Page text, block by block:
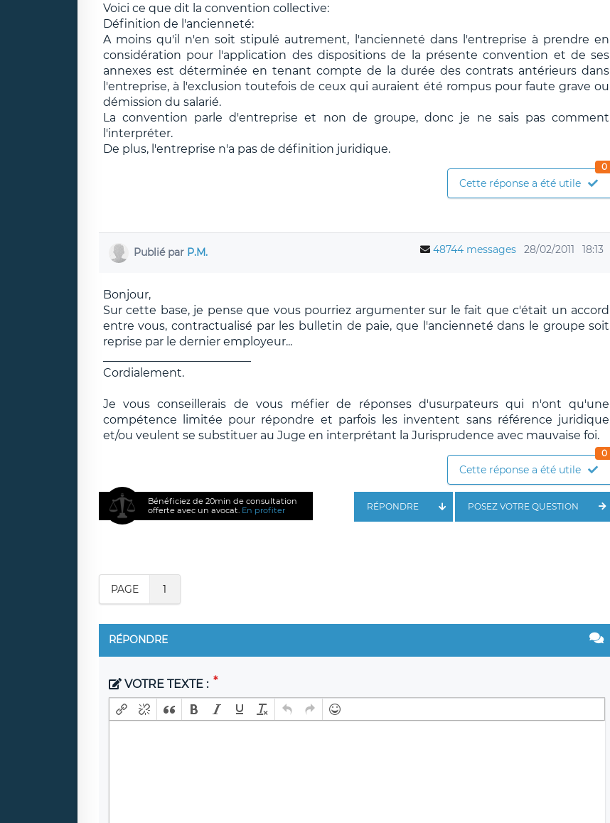
Voici ce que dit la convention collective:
Définition de l'ancienneté:
A moins qu'il n'en soit stipulé autrement, l'ancienneté dans l'entreprise à prendre en
considération pour l'application des dispositions de la présente convention et de ses
annexes est déterminée en tenant compte de la durée des contrats antérieurs dans
l'entreprise, à l'exclusion toutefois de ceux qui auraient été rompus pour faute grave ou
démission du salarié.
La convention parle d'entreprise et non de groupe, donc je ne sais pas comment
l'interpréter.
De plus, l'entreprise n'a pas de définition juridique.
Cette réponse a été utile
0
Publié par P.M. 48744 messages 28/02/2011 18:13
Bonjour,
Sur cette base, je pense que vous pourriez argumenter sur le fait que c'était un accord
entre vous, contractualisé par les bulletin de paie, que l'ancienneté dans le groupe soit
reprise par le dernier employeur...
Cordialement.
Je vous conseillerais de vous méfier de réponses d'usurpateurs qui n'ont qu'une
compétence limitée pour répondre et parfois les inventent sans référence juridique
et/ou veulent se substituer au Juge en interprétant la Jurisprudence avec mauvaise foi.
Cette réponse a été utile
0
Bénéficiez de 20min de consultation
offerte avec un avocat. En profiter POSEZ VOTRE QUESTION
RÉPONDRE
PAGE 1
RÉPONDRE
VOTRE TEXTE :